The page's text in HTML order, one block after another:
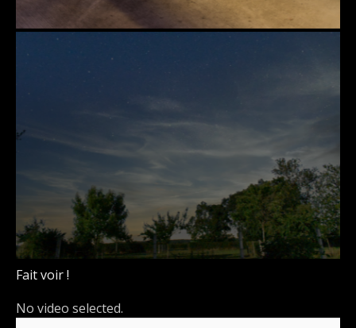
Fait voir !
No video selected.